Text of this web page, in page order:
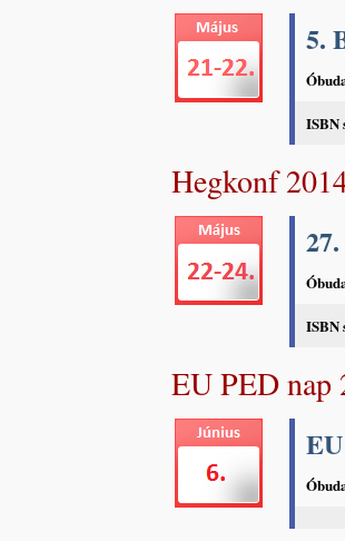
5.
ISBN
Hegkonf
ISBN
EU PED nap